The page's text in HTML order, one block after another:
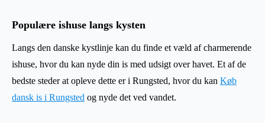
Populære ishuse langs kysten
Langs den danske kystlinje kan du finde et væld af charmerende
ishuse, hvor du kan nyde din is med udsigt over havet. Et af de
bedste steder at opleve dette er i Rungsted, hvor du kan Køb
dansk is i Rungsted og nyde det ved vandet.